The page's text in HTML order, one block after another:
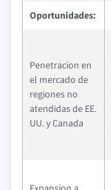
Oportunidades:
Penetracion en
el mercado de
regiones no
atendidas de EE.
UU. y Canada